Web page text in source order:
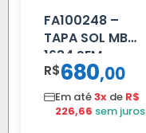
FA100248 –
TAPA SOL MB
1634 SEM
SUPORTE FIBRA
R$680,00
Em até3x de R$
226,66 sem juros